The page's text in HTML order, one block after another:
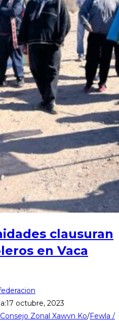
clausuran
en Vaca
17 octubre, 2023
Consejo Zonal Xawvn Ko/Fewla /